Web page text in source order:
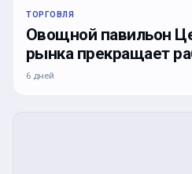
ТОРГОВЛЯ
Овощной павильон
рынка прекращает
6 дней